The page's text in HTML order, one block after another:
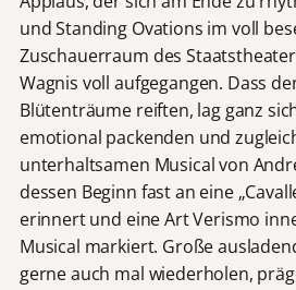
und Standing Ovations im voll
Zuschauerraum des
Wagnis voll aufgegangen. Dass
Blütenträume reiften, lag ganz
emotional packenden und
unterhaltsamen Musical von
dessen Beginn fast an eine
erinnert und eine Art Verismo
Musical markiert. Große
gerne auch mal wiederholen,